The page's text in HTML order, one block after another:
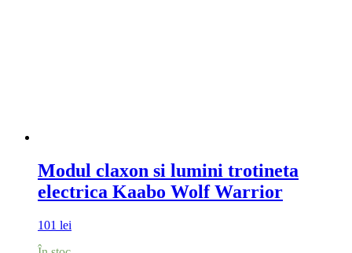
Modul claxon si lumini trotineta
electrica Kaabo Wolf Warrior
101 lei